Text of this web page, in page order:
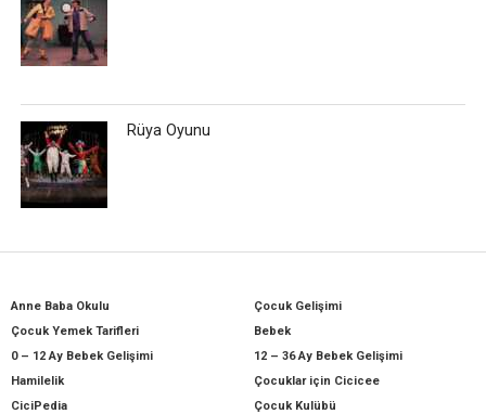
Rüya Oyunu
Anne Baba Okulu
Çocuk Gelişimi
Çocuk Yemek Tarifleri
Bebek
0 – 12 Ay Bebek Gelişimi
12 – 36 Ay Bebek Gelişimi
Hamilelik
Çocuklar için Cicicee
CiciPedia
Çocuk Kulübü